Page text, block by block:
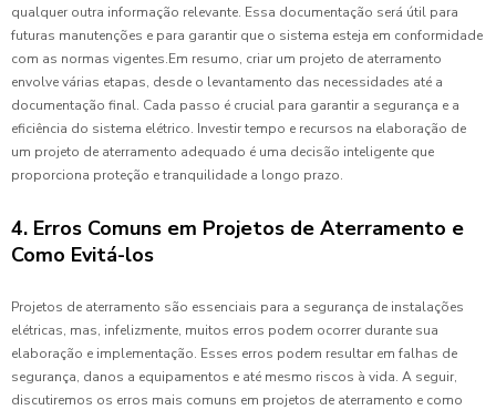
qualquer outra informação relevante. Essa documentação será útil para
futuras manutenções e para garantir que o sistema esteja em conformidade
com as normas vigentes.Em resumo, criar um projeto de aterramento
envolve várias etapas, desde o levantamento das necessidades até a
documentação final. Cada passo é crucial para garantir a segurança e a
eficiência do sistema elétrico. Investir tempo e recursos na elaboração de
um projeto de aterramento adequado é uma decisão inteligente que
proporciona proteção e tranquilidade a longo prazo.
4. Erros Comuns em Projetos de Aterramento e
Como Evitá-los
Projetos de aterramento são essenciais para a segurança de instalações
elétricas, mas, infelizmente, muitos erros podem ocorrer durante sua
elaboração e implementação. Esses erros podem resultar em falhas de
segurança, danos a equipamentos e até mesmo riscos à vida. A seguir,
discutiremos os erros mais comuns em projetos de aterramento e como